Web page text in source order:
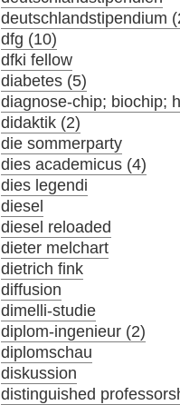
deutschlandstipendium
dfg (10)
dfki fellow
diabetes (5)
diagnose-chip; biochip;
didaktik (2)
die sommerparty
dies academicus (4)
dies legendi
diesel
diesel reloaded
dieter melchart
dietrich fink
diffusion
dimelli-studie
diplom-ingenieur (2)
diplomschau
diskussion
distinguished